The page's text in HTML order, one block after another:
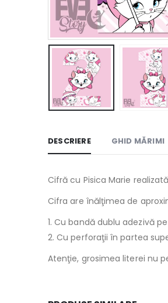
DESCRIERE GHID MĂRIMI
Cifră cu Pisica Marie
Cifra are înălţimea de
1. Cu bandă dublu adezivă
2. Cu perforaţii în partea
Atenţie, grosimea literei nu